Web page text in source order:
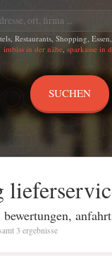
Restaurants, Shopping,
imbiss in der nähe, sparkasse in
3 ergebnisse